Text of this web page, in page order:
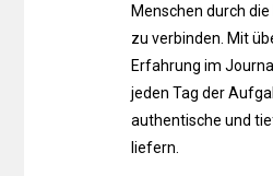
Menschen durch
zu verbinden. Mit
Erfahrung im
jeden Tag der
authentische und
liefern.